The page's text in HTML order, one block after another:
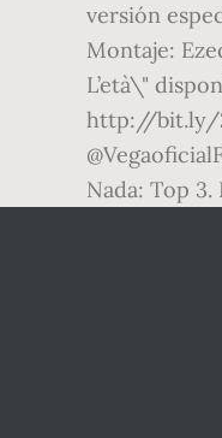
versión
Montaje:
L’età\"
http://bit.ly/
Nada: Top